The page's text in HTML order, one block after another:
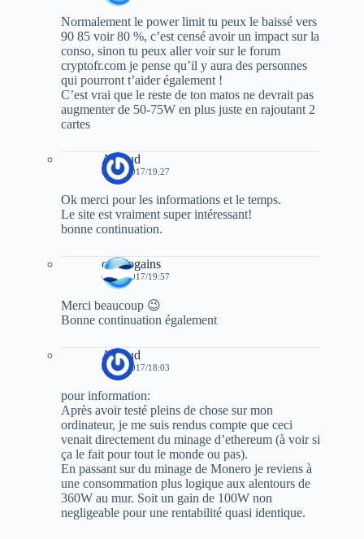
Normalement le power limit tu peux le baissé vers
90 85 voir 80 %, c’est censé avoir un impact sur la
conso, sinon tu peux aller voir sur le forum
cryptofr.com je pense qu’il y aura des personnes
qui pourront t’aider également !
C’est vrai que le reste de ton matos ne devrait pas
augmenter de 50-75W en plus juste en rajoutant 2
cartes
Arnaud
01/12/2017/19:27
Ok merci pour les informations et le temps.
Le site est vraiment super intéressant!
bonne continuation.
cryptogains
01/12/2017/19:57
Merci beaucoup 😉
Bonne continuation également
Arnaud
02/12/2017/18:03
pour information:
Après avoir testé pleins de chose sur mon
ordinateur, je me suis rendus compte que ceci
venait directement du minage d’ethereum (à voir si
ça le fait pour tout le monde ou pas).
En passant sur du minage de Monero je reviens à
une consommation plus logique aux alentours de
360W au mur. Soit un gain de 100W non
negligeable pour une rentabilité quasi identique.